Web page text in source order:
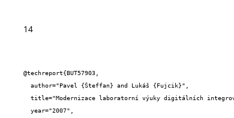
14
@techreport{BUT57903,